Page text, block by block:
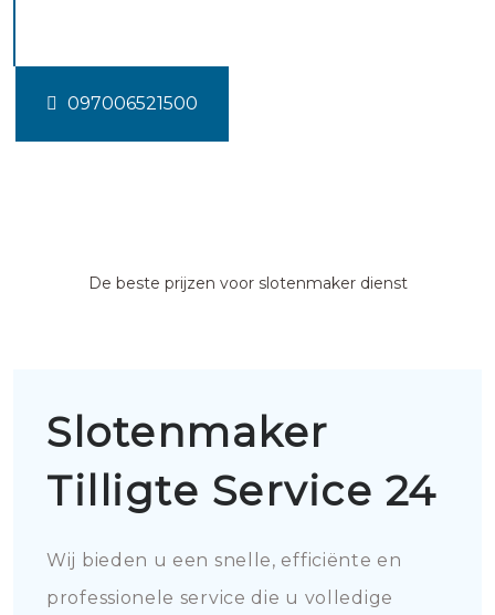
097006521500
De beste prijzen voor slotenmaker dienst
Slotenmaker
Tilligte Service 24
Wij bieden u een snelle, efficiënte en
professionele service die u volledige